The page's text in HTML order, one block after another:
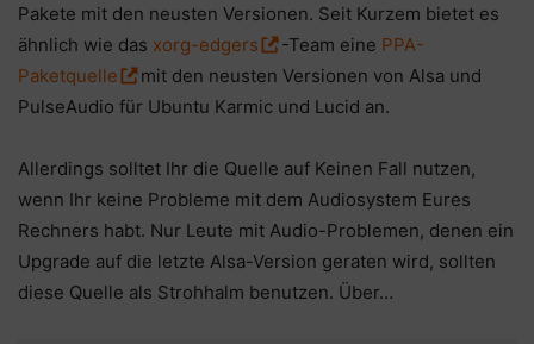
Pakete mit den neusten Versionen. Seit Kurzem bietet es
ähnlich wie das xorg-edgers -Team eine PPA-
Paketquelle
mit den neusten Versionen von Alsa und
PulseAudio für Ubuntu Karmic und Lucid an.
Allerdings solltet Ihr die Quelle auf Keinen Fall nutzen,
wenn Ihr keine Probleme mit dem Audiosystem Eures
Rechners habt. Nur Leute mit Audio-Problemen, denen ein
Upgrade auf die letzte Alsa-Version geraten wird, sollten
diese Quelle als Strohhalm benutzen. Über…